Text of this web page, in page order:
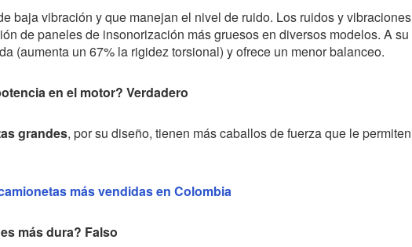
baja vibración y que manejan el nivel de ruido. Los ruidos y vibraciones
de paneles de insonorización más gruesos en diversos modelos. A su
(aumenta un 67% la rigidez torsional) y ofrece un menor balanceo.
en el motor? Verdadero
grandes, por su diseño, tienen más caballos de fuerza que le permiten
más vendidas en Colombia
más dura? Falso